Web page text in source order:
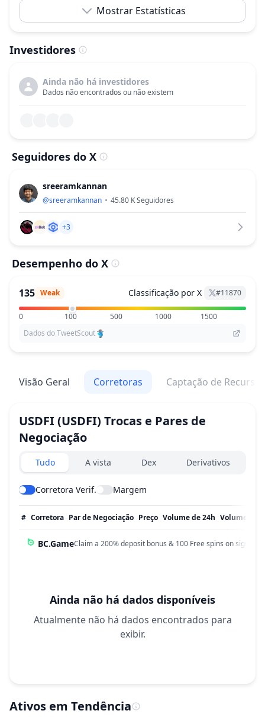
Mostrar Estatísticas
Investidores
Ainda não há investidores
Dados não encontrados ou não existem
Seguidores do X
sreeramkannan
@sreeramkannan 45.80 KSeguidores
+3
Desempenho do X
135 Weak Classificação por X #11870
0 100 500 1000
1500
Dados do TweetScout
Visão Geral Corretoras Captação de Recursos
USDFI(USDFI) Trocas e Pares de
Negociação
Exchanges type
Tudo A vista Dex Derivativos
Corretora Verif. Margem
# Corretora Par de Negociação Preço Volume de 24h Volume em
BC.GameClaim a 200% deposit bonus & 100 Free spins on sign up!
Ainda não há dados disponíveis
Atualmente não há dados encontrados para
exibir.
Ativos em Tendência